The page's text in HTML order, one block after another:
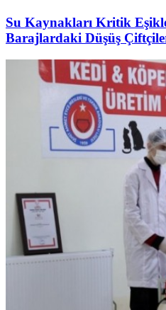
Su Kaynakları Kritik
Barajlardaki Düşüş